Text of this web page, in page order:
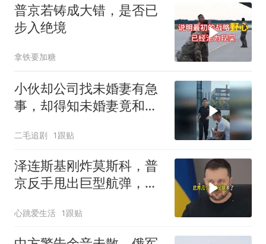
普京若铸成大错，是否已
步入绝境
拿铁要加糖
小伙却公司找未婚妻有急
事，却得知未婚妻竟和别
二毛追剧 1跟贴
泽连斯基刚炸莫斯科，普
京反手甩出巨型航弹，砸
心跳爱生活 1跟贴